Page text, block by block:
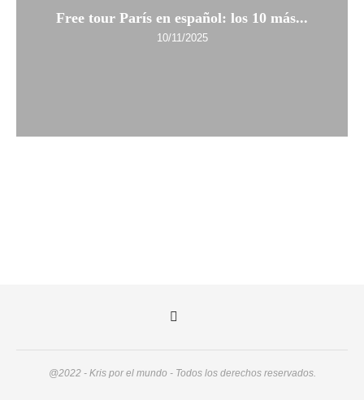
Free tour París en español: los 10 más...
10/11/2025
@2022 - Kris por el mundo - Todos los derechos reservados.